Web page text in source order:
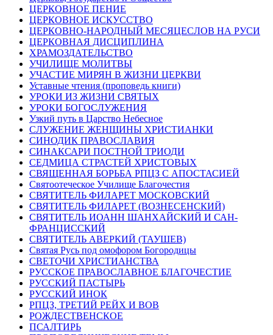
ЦЕРКОВНОЕ ПЕНИЕ
ЦЕРКОВНОЕ ИСКУССТВО
ЦЕРКОВНО-НАРОДНЫЙ МЕСЯЦЕСЛОВ НА РУСИ
ЦЕРКОВНАЯ ДИСЦИПЛИНА
ХРАМОЗДАТЕЛЬСТВО
УЧИЛИЩЕ МОЛИТВЫ
УЧАСТИЕ МИРЯН В ЖИЗНИ ЦЕРКВИ
Уставные чтения (проповедь книги)
УРОКИ ИЗ ЖИЗНИ СВЯТЫХ
УРОКИ БОГОСЛУЖЕНИЯ
Узкий путь в Царство Небесное
СЛУЖЕНИЕ ЖЕНЩИНЫ ХРИСТИАНКИ
СИНОДИК ПРАВОСЛАВИЯ
СИНАКСАРИ ПОСТНОЙ ТРИОДИ
СЕДМИЦА СТРАСТЕЙ ХРИСТОВЫХ
СВЯЩЕННАЯ БОРЬБА РПЦЗ С АПОСТАСИЕЙ
Святоотеческое Училище Благочестия
СВЯТИТЕЛЬ ФИЛАРЕТ МОСКОВСКИЙ
СВЯТИТЕЛЬ ФИЛАРЕТ (ВОЗНЕСЕНСКИЙ)
СВЯТИТЕЛЬ ИОАНН ШАНХАЙСКИЙ И САН-
ФРАНЦИССКИЙ
СВЯТИТЕЛЬ АВЕРКИЙ (ТАУШЕВ)
Святая Русь под омофором Богородицы
СВЕТОЧИ ХРИСТИАНСТВА
РУССКОЕ ПРАВОСЛАВНОЕ БЛАГОЧЕСТИЕ
РУССКИЙ ПАСТЫРЬ
РУССКИЙ ИНОК
РПЦЗ, ТРЕТИЙ РЕЙХ И ВОВ
РОЖДЕСТВЕНСКОЕ
ПСАЛТИРЬ